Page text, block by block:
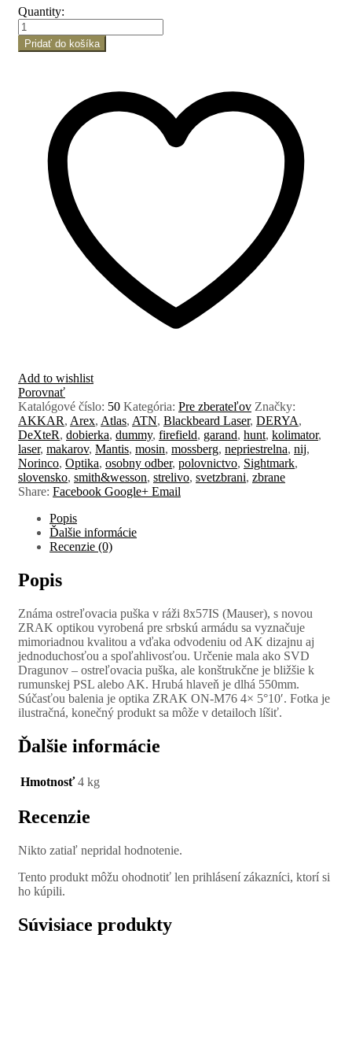
Quantity:
Pridať do košíka
Add to wishlist
Porovnať
Katalógové číslo: 50 Kategória: Pre zberateľov Značky:
AKKAR, Arex, Atlas, ATN, Blackbeard Laser, DERYA,
DeXteR, dobierka, dummy, firefield, garand, hunt, kolimator,
laser, makarov, Mantis, mosin, mossberg, nepriestrelna, nij,
Norinco, Optika, osobny odber, polovnictvo, Sightmark,
slovensko, smith&wesson, strelivo, svetzbrani, zbrane
Share: Facebook Google+ Email
Popis
Ďalšie informácie
Recenzie (0)
Popis
Známa ostreľovacia puška v ráži 8x57IS (Mauser), s novou
ZRAK optikou vyrobená pre srbskú armádu sa vyznačuje
mimoriadnou kvalitou a vďaka odvodeniu od AK dizajnu aj
jednoduchosťou a spoľahlivosťou. Určenie mala ako SVD
Dragunov – ostreľovacia puška, ale konštrukčne je bližšie k
rumunskej PSL alebo AK. Hrubá hlaveň je dlhá 550mm.
Súčasťou balenia je optika ZRAK ON-M76 4× 5°10′. Fotka je
ilustračná, konečný produkt sa môže v detailoch líšiť.
Ďalšie informácie
Hmotnosť 4 kg
Recenzie
Nikto zatiaľ nepridal hodnotenie.
Tento produkt môžu ohodnotiť len prihlásení zákazníci, ktorí si
ho kúpili.
Súvisiace produkty